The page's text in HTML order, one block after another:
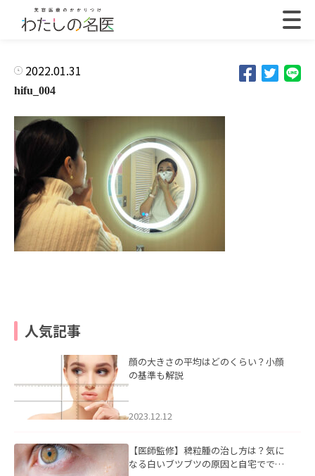
2022.01.31
hifu_004
人気記事
顔の大きさの平均はどのくらい？小顔
の基準も解説
2023.12.12
【医師監修】稗粒腫の治し方は？気に
なる白いブツブツの原因と自宅ででき